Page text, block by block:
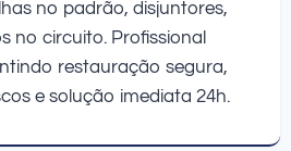
no padrão, disjuntores,
no circuito. Profissional
restauração segura,
e solução imediata 24h.